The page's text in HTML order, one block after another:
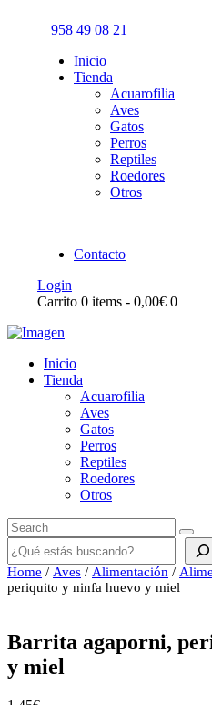
958 49 08 21
Inicio
Tienda
Acuarofilia
Aves
Gatos
Perros
Reptiles
Roedores
Otros
Contacto
Login
Carrito 0 items - 0,00€ 0
Inicio
Tienda
Acuarofilia
Aves
Gatos
Perros
Reptiles
Roedores
Otros
Buscar
Home / Aves / Alimentación /
periquito y ninfa huevo y miel
Barrita agaporni,
y miel